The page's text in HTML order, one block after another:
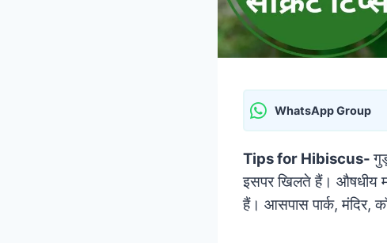
WhatsApp Group
Tips for Hibiscus-
इसपर खिलते हैं। औषधीय
हैं। आसपास पार्क, मंदिर,